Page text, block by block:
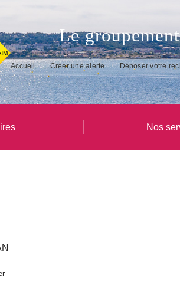
Le
Accueil Créer une alerte Déposer votre
Nos